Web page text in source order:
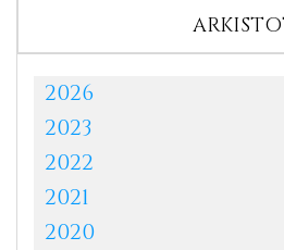
2026
2023
2022
2021
2020